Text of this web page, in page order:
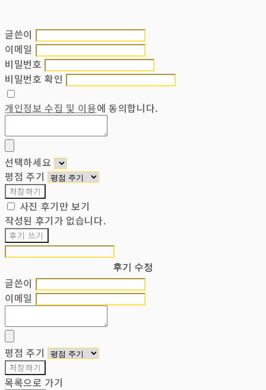
글쓴이
이메일
비밀번호
비밀번호 확인
개인정보 수집 및 이용에 동의합니다.
선택하세요
평점 주기
저장하기
사진 후기만 보기
작성된 후기가 없습니다.
후기 쓰기
후기 수정
글쓴이
이메일
평점 주기
저장하기
목록으로 가기